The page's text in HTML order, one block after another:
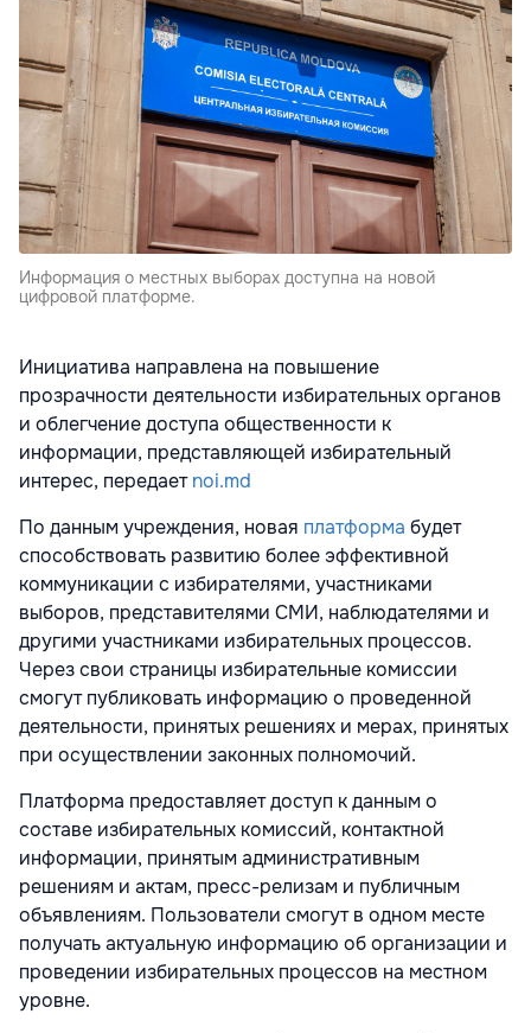
Информация о местных выборах доступна на новой
цифровой платформе.
Инициатива направлена на повышение
прозрачности деятельности избирательных органов
и облегчение доступа общественности к
информации, представляющей избирательный
интерес, передаетnoi.md
По данным учреждения, новая платформа будет
способствовать развитию более эффективной
коммуникации с избирателями, участниками
выборов, представителями СМИ, наблюдателями и
другими участниками избирательных процессов.
Через свои страницы избирательные комиссии
смогут публиковать информацию о проведенной
деятельности, принятых решениях и мерах, принятых
при осуществлении законных полномочий.
Платформа предоставляет доступ к данным о
составе избирательных комиссий, контактной
информации, принятым административным
решениям и актам, пресс-релизам и публичным
объявлениям. Пользователи смогут в одном месте
получать актуальную информацию об организации и
проведении избирательных процессов на местном
уровне.